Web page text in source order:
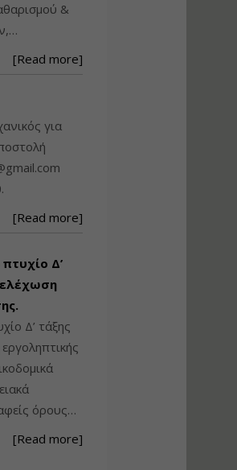
&
[Read more]
για
[Read more]
Δ’
Δ’ τάξης
όρους…
[Read more]
τεχνολογίας
φωτισμού LED και
Στέφανος Τουλόγλου
από: €190.00
12 ώρες
Εκπόνηση Τοπικών και
από: €130.00
6 ώρες
Επίβλεψη Δημοσίων
Έργων με τον
Ν.4782/2021